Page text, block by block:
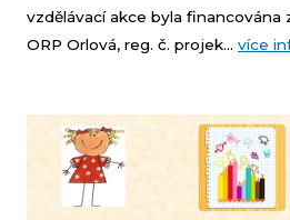
vzdělávací akce byla financována
ORP Orlová, reg. č. projek... více